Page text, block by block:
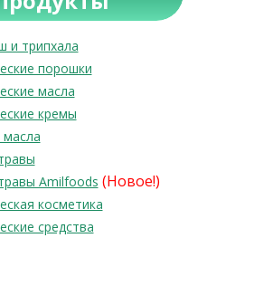
и трипхала
порошки
масла
кремы
Amilfoods (Новое!)
косметика
средства